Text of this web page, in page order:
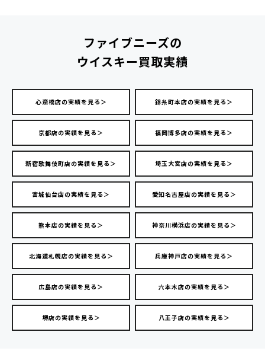
ファイブニーズの
ウイスキー買取実績
心斎橋店の実績を見る＞ 錦糸町本店の実績を見る＞
京都店の実績を見る＞ 福岡博多店の実績を見る＞
新宿歌舞伎町店の実績を見る＞ 埼玉大宮店の実績を見る＞
宮城仙台店の実績を見る＞ 愛知名古屋店の実績を見る＞
熊本店の実績を見る＞ 神奈川横浜店の実績を見る＞
北海道札幌店の実績を見る＞ 兵庫神戸店の実績を見る＞
広島店の実績を見る＞ 六本木店の実績を見る＞
堺店の実績を見る＞ 八王子店の実績を見る＞